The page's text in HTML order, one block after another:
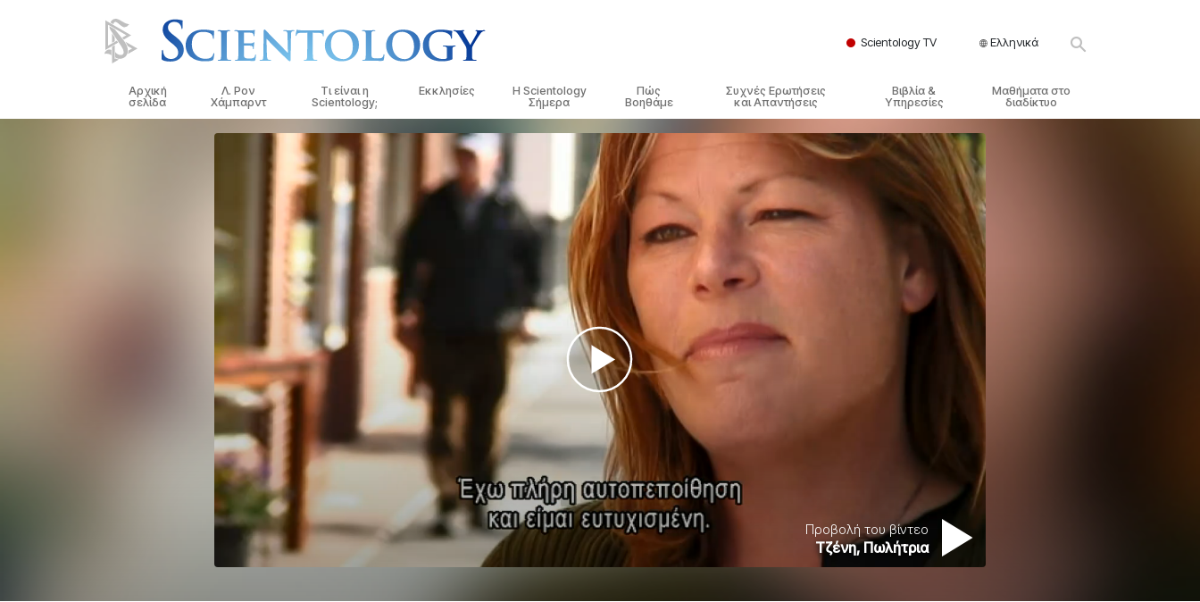
Scientology TV Ελληνικά
Αρχική
σελίδα
Λ. Ρον
Χάμπαρντ
Τι είναι η
Scientology;
Πιστεύω και Πρακτικές
Τα Πιστεύω και οι Κώδικες της
Σαηεντολογίας
Τι Λένε οι Σαηεντολόγοι για τη
Σαηεντολογία
Συναντήστε έναν Σαηεντολόγο
Μέσα σε μια Εκκλησία
Οι Βασικές Αρχές της
Σαηεντολογίας
Μια Εισαγωγή στη Διανοητική
Αγάπη και Μίσος –
Tι είναι η Μεγαλοσύνη;
Εκκλησίες
Εντοπίστε μια Εκκλησία
Ιδανικές Εκκλησίες της Scientology
Ανώτεροι οργανισμοί
Φέρνοντας τη Σαηεντολογία στον
Κόσμο
Η Scientology
Σήμερα
Εκδηλώσεις της Scientology
Ντέιβιντ Μισκάβιτς: Εκκλησιαστικός
Ηγέτης της Scientology
Πώς
Βοηθάμε
Ο Δρόμος προς την Ευτυχία
Applied Scholastics
Κρίμινον
Νάρκωνον
Η Αλήθεια για τα Ναρκωτικά
Ενωμένοι για τα Ανθρώπινα
Δικαιώματα
Επιτροπή Πολιτών για τα
Ανθρώπινα Δικαιώματα
Εθελοντές Λειτουργοί της
Σαηεντολογίας
Συχνές Ερωτήσεις
και Απαντήσεις
Ιστορικό και Βασικές Αρχές
Μέσα σε μια Εκκλησία
Ο Οργανισμός της Σαηεντολογίας
Βιβλία &
Υπηρεσίες
Εισαγωγικά Βιβλία
Ηχογραφημένα Βιβλία
Οι Εισαγωγικές Διαλέξεις
Μαθήματα στο
διαδίκτυο
Πώς να Επιλύετε Διαμάχες
Τα Δυναμικά της Ύπαρξης
Τα Συστατικά της Κατανόησης
Λύσεις για ένα Επικίνδυνο
Περιβάλλον
Βοηθήματα για Ασθένειες και
Ατυχήματα
Εργαλεία για τον Χώρο Εργασίας
Ηθική και Καταστάσεις Ηθικής
Προβολή του βίντεο
Τζένη, Πωλήτρια